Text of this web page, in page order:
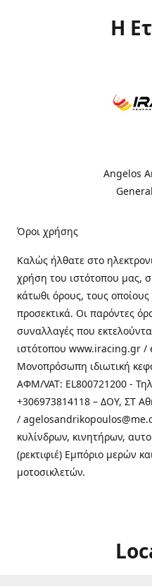
Η
Angelos
Όροι χρήσης
Καλώς ήλθατε στo
χρήση του ιστότοπου μας,
κάτωθι όρους, τους
προσεκτικά. Οι παρόντες
συναλλαγές που
ιστότοπου www.iracing.gr
Μονοπρόσωπη ιδιωτική
ΑΦΜ/VAT: EL800721200 -
+306973814118 – ΔΟΥ, ΣΤ
/
κυλίνδρων, κινητήρων,
(ρεκτιφιέ) Εμπόριο μερών
μοτοσικλετών.